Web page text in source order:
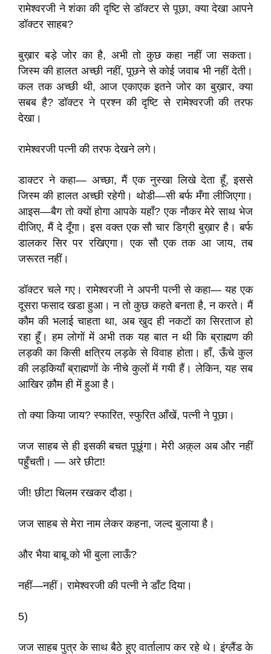
रामेश्वरजी ने शंका की दृष्टि से डॉक्टर से पूछा, क्या देखा आपने
डॉक्टर साहब?
बुख़ार बड़े जोर का है, अभी तो कुछ कहा नहीं जा सकता।
जिस्म की हालत अच्छी नहीं, पूछने से कोई जवाब भी नहीं देती।
कल तक अच्छी थी, आज एकाएक इतने जोर का बुख़ार, क्या
सबब है? डॉक्टर ने प्रश्न की दृष्टि से रामेश्वरजी की तरफ
देखा।
रामेश्वरजी पत्नी की तरफ देखने लगे।
डाक्टर ने कहा— अच्छा, मैं एक नुस्खा लिखे देता हूँ, इससे
जिस्म की हालत अच्छी रहेगी। थोडी—सी बर्फ मँगा लीजिएगा।
आइस—बैग तो क्यों होगा आपके यहाँ? एक नौकर मेरे साथ भेज
दीजिए, मैं दे दूँगा। इस वक्त एक सौ चार डिग्री बुख़ार है। बर्फ
डालकर सिर पर रखिएगा। एक सौ एक तक आ जाय, तब
जरूरत नहीं।
डॉक्टर चले गए। रामेश्वरजी ने अपनी पत्नी से कहा— यह एक
दूसरा फसाद खडा हुआ। न तो कुछ कहते बनता है, न करते। मैं
कौम की भलाई चाहता था, अब खुद ही नकटों का सिरताज हो
रहा हूँ। हम लोगों में अभी तक यह बात न थी कि ब्राह्मण की
लड़की का किसी क्षत्रिय लड़के से विवाह होता। हाँ, ऊँचे कुल
की लड़कियाँ ब्राह्मणों के नीचे कुलों में गयी हैं। लेकिन, यह सब
आखिर क़ौम ही में हुआ है।
तो क्या किया जाय? स्फारित, स्फुरित आँखें, पत्नी ने पूछा।
जज साहब से ही इसकी बचत पूछूंगा। मेरी अक़्‌ल अब और नहीं
पहु़ँचती। — अरे छीटा!
जी! छीटा चिलम रखकर दौडा।
जज साहब से मेरा नाम लेकर कहना, जल्द बुलाया है।
और भैया बाबू को भी बुला लाऊँ?
नहीं—नहीं। रामेश्वरजी की पत्नी ने डाँट दिया।
5)
जज साहब पुत्र के साथ बैठे हुए वार्तालाप कर रहे थे। इंग्लैंड के